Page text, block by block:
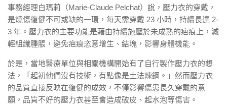
事務經理白瑪莉（Marie-Claude Pelchat）說，壓力衣的穿戴，
是燒傷復健不可或缺的一環，每天需穿戴 23 小時，持續長達 2-
3 年。壓力衣的主要功能是藉由持續施壓於未成熟的疤痕上，減
輕組織腫脹，避免疤痕恣意增生、結塊，影響身體機能。
於是，當地醫療單位與相關機構開始有了自行製作壓力衣的想
法，「起初他們沒有技術，有點像是土法煉鋼。」然而壓力衣
的品質直接反映在復健的成效，不僅影響傷患長久穿戴的意
願，品質不好的壓力衣甚至會造成破皮、起水泡等傷害。